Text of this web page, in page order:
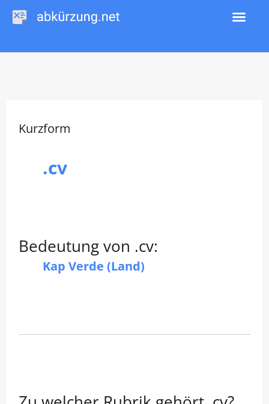
Zum
Inhalt
springen
Kurzform
.cv
Bedeutung von .cv:
Kap Verde (Land)